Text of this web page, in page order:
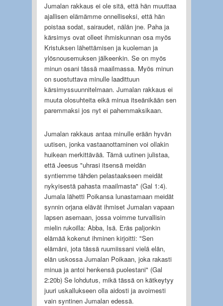
Jumalan rakkaus ei ole sitä, että hän muuttaa
ajallisen elämämme onnelliseksi, että hän
poistaa sodat, sairaudet, nälän jne. Paha ja
kärsimys ovat olleet ihmiskunnan osa myös
Kristuksen lähettämisen ja kuoleman ja
ylösnousemuksen jälkeenkin. Se on myös
minun osani tässä maailmassa. Myös minun
on suostuttava minulle laadittuun
kärsimyssuunnitelmaan. Jumalan rakkaus ei
muuta olosuhteita eikä minua itseänikään sen
paremmaksi jos nyt ei pahemmaksikaan.
Jumalan rakkaus antaa minulle erään hyvän
uutisen, jonka vastaanottaminen voi ollakin
huikean merkittävää. Tämä uutinen julistaa,
että Jeesus "uhrasi itsensä meidän
syntiemme tähden pelastaakseen meidät
nykyisestä pahasta maailmasta" (Gal 1:4).
Jumala lähetti Poikansa lunastamaan meidät
synnin orjana elävät ihmiset Jumalan vapaan
lapsen asemaan, jossa voimme turvallisin
mielin rukoilla: Abba, Isä. Eräs paljonkin
elämää kokenut ihminen kirjoitti: "Sen
elämäni, jota tässä ruumiissani vielä elän,
elän uskossa Jumalan Poikaan, joka rakasti
minua ja antoi henkensä puolestani" (Gal
2:20b) Se lohdutus, mikä tässä on kätkeytyy
juuri uskallukseen olla aidosti ja avoimesti
vain syntinen Jumalan edessä.